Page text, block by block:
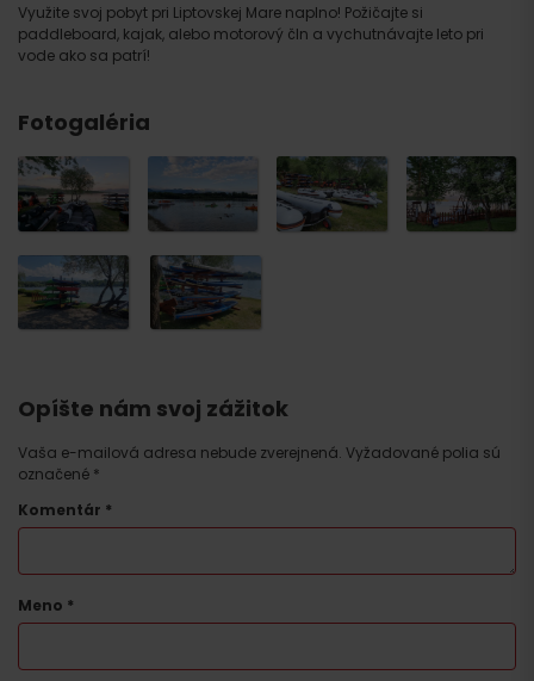
Využite svoj pobyt pri Liptovskej Mare naplno! Požičajte si
paddleboard, kajak, alebo motorový čln a vychutnávajte leto pri
vode ako sa patrí!
Fotogaléria
Opíšte nám svoj zážitok
Vaša e-mailová adresa nebude zverejnená. Vyžadované polia sú
označené *
Komentár *
Meno *